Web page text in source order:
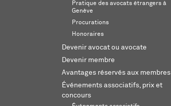
Pratique des avocats étrangers à
Genève
Procurations
Honoraires
Devenir avocat ou avocate
Devenir membre
Avantages réservés aux membres
Événements associatifs, prix et
concours